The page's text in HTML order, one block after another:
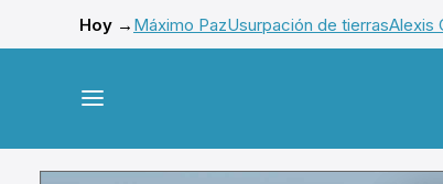
Hoy → Máximo PazUsurpación de tierrasAlexis